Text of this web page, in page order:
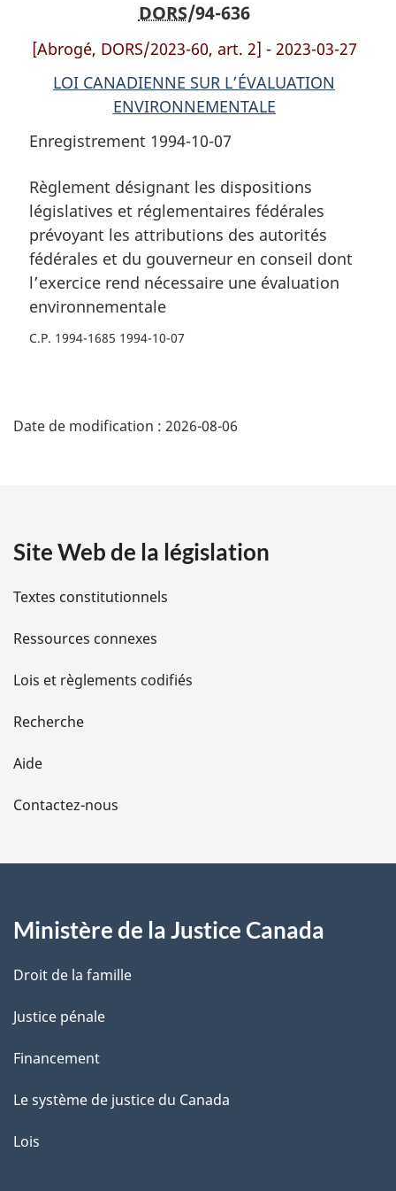
DORS/94-636
[Abrogé, DORS/2023-60, art. 2] - 2023-03-27
LOI CANADIENNE SUR L’ÉVALUATION
ENVIRONNEMENTALE
Enregistrement 1994-10-07
Règlement désignant les dispositions
législatives et réglementaires fédérales
prévoyant les attributions des autorités
fédérales et du gouverneur en conseil dont
l’exercice rend nécessaire une évaluation
environnementale
C.P. 1994-1685 1994-10-07
é
i
l
s
d
e
l
a
e
Date de modification : 2026-08-06
Site Web de la législation
Textes constitutionnels
Ressources connexes
Lois et règlements codifiés
Recherche
Aide
Contactez-nous
Ministère de la Justice Canada
Droit de la famille
Justice pénale
Financement
Le système de justice du Canada
Lois